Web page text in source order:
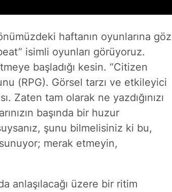
haftanın oyunlarına göz
isimli oyunları görüyoruz.
başladığı kesin. “Citizen
(RPG). Görsel tarzı ve etkileyici
Zaten tam olarak ne yazdığınızı
başında bir huzur
şunu bilmelisiniz ki bu,
merak etmeyin,
anlaşılacağı üzere bir ritim